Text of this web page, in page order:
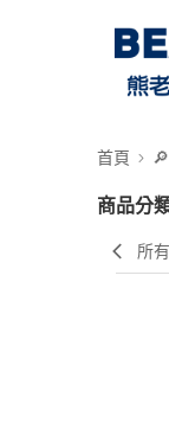
首頁
商品分
所